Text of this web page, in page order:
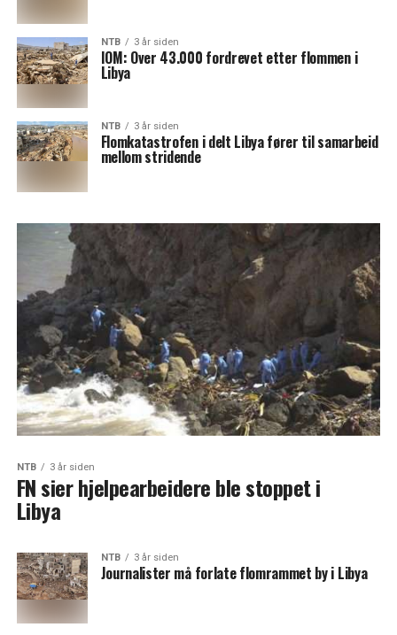
NTB 3 år siden
IOM: Over 43.000 fordrevet etter flommen i
Libya
NTB 3 år siden
Flomkatastrofen i delt Libya fører til samarbeid
mellom stridende
NTB 3 år siden
FN sier hjelpearbeidere ble stoppet i
Libya
NTB 3 år siden
Journalister må forlate flomrammet by i Libya